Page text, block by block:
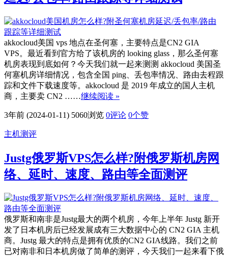
akkocloud美国 vps 地点在圣何塞，主要特点是CN2 GIA
VPS。最近看到官方给了该机房的 looking glass，那么圣何塞
机房表现到底如何？今天我们就一起来测测 akkocloud 美国圣
何塞机房详细情况，包含全国 ping、丢包率情况、路由去程跟
踪和文件下载速度等。akkocloud 是 2019 年成立的国人主机
商，主要卖 CN2 ……继续阅读 »
3年前 (2024-01-11) 5060浏览 0评论 0个赞
主机测评
Justg俄罗斯VPS怎么样?附俄罗斯机房网
络、延时、速度、路由等全面测评
俄罗斯和南非是Justg最大的两个机房，今年上半年 Justg 新开
发了日本机房后已经发展成有三大数据中心的 CN2 GIA 主机
商。Justg 最大的特点是拥有优质的CN2 GIA线路。我们之前
已对南非和日本机房做了简单的测评，今天我们一起来看下俄